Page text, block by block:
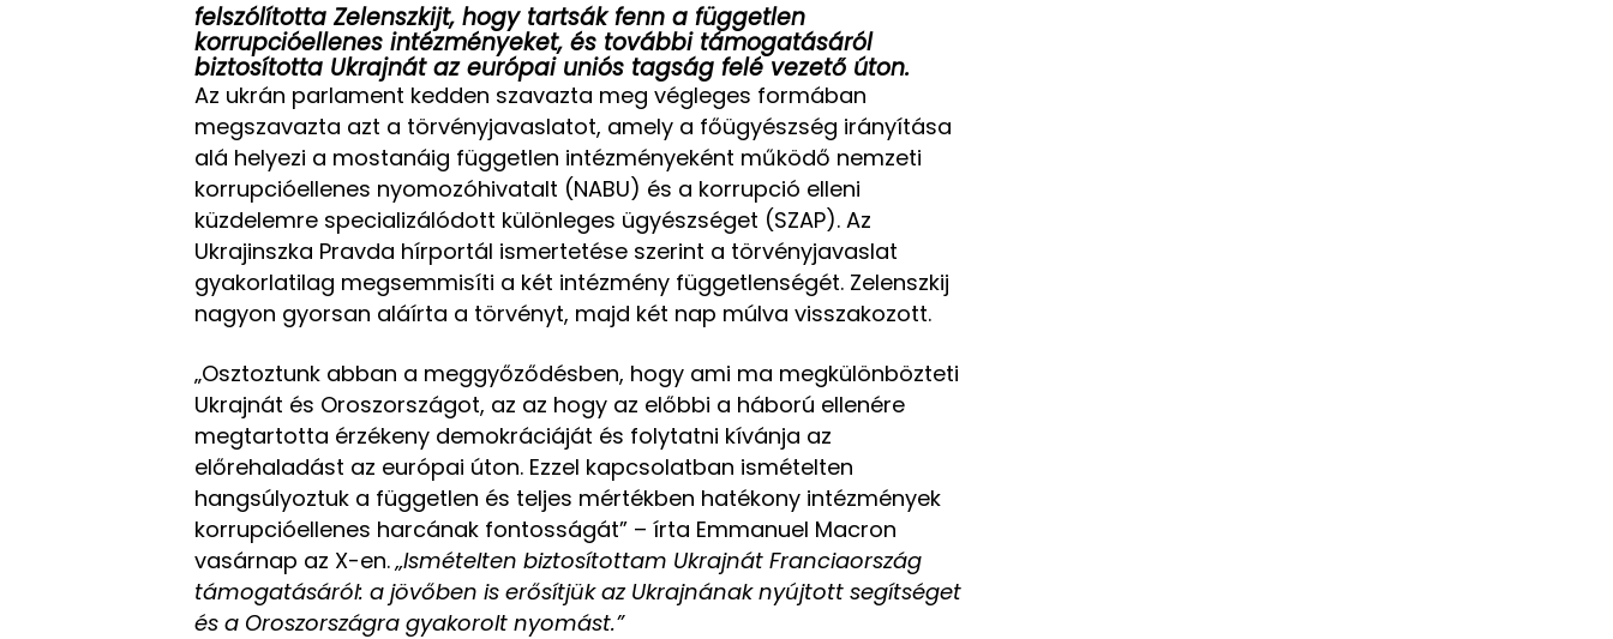
felszólította Zelenszkijt, hogy tartsák fenn a független
korrupcióellenes intézményeket, és további támogatásáról
biztosította Ukrajnát az európai uniós tagság felé vezető úton.
Az ukrán parlament kedden szavazta meg végleges formában
megszavazta azt a törvényjavaslatot, amely a főügyészség irányítása
alá helyezi a mostanáig független intézményeként működő nemzeti
korrupcióellenes nyomozóhivatalt (NABU) és a korrupció elleni
küzdelemre specializálódott különleges ügyészséget (SZAP). Az
Ukrajinszka Pravda hírportál ismertetése szerint a törvényjavaslat
gyakorlatilag megsemmisíti a két intézmény függetlenségét. Zelenszkij
nagyon gyorsan aláírta a törvényt, majd két nap múlva visszakozott.
„Osztoztunk abban a meggyőződésben, hogy ami ma megkülönbözteti
Ukrajnát és Oroszországot, az az hogy az előbbi a háború ellenére
megtartotta érzékeny demokráciáját és folytatni kívánja az
előrehaladást az európai úton. Ezzel kapcsolatban ismételten
hangsúlyoztuk a független és teljes mértékben hatékony intézmények
korrupcióellenes harcának fontosságát” – írta Emmanuel Macron
vasárnap az X-en.„Ismételten biztosítottam Ukrajnát Franciaország
támogatásáról: a jövőben is erősítjük az Ukrajnának nyújtott segítséget
és a Oroszországra gyakorolt nyomást.”